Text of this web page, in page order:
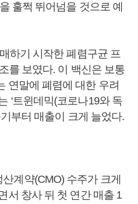
훌쩍 뛰어넘을 것으로 예
하기 시작한 폐렴구균 프
를 보였다. 이 백신은 보통
연말에 폐렴에 대한 우려
‘트윈데믹(코로나19와 독
부터 매출이 크게 늘었다.
계약(CMO) 수주가 크게
서 창사 뒤 첫 연간 매출 1